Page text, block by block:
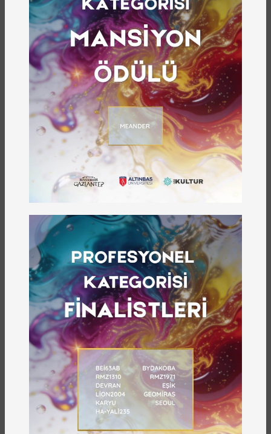
E-kitaba Ulaşmak İçin Tıklayın
Z Kuşağı Ethosfer Sisteminin Analizi (Z'amane
Kuşağını Anlama)kitabının amacı, “Z kuşağı”
olarak tanımlanan gençlerin ethosfer (değer
küre) sisteminin analizini yapmaktır. Başka
deyişle Z’amane gençleri ile ilgili mevcut durumu
ortaya koymaktır. Çalışma kapsamında üç ana
amaç ekseninde, 42 alt boyutta yaklaşık 381
özellik belirlenmeye çalışılmıştır.
Sonraki Önceki
ÖNE ÇIKANLAR